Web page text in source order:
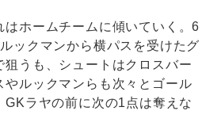
ホームチームに傾いていく。6
ックマンから横パスを受けたグ
狙うも、シュートはクロスバー
やルックマンらも次々とゴール
GKラヤの前に次の1点は奪えな